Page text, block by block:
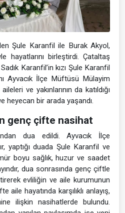
Şule Karanfil ile Burak Akyol,
hayatlarını birleştirdi. Çataltaş
Karanfil’in kızı Şule Karanfil
Ayvacık İlçe Müftüsü Mülayim
ve yakınlarının da katıldığı
heyecan bir arada yaşandı.
genç çifte nasihat
dua edildi. Ayvacık İlçe
yaptığı duada Şule Karanfil ve
boyu sağlık, huzur ve saadet
dua sonrasında genç çiftle
evliliğin ve aile kurumunun
aile hayatında karşılıklı anlayış,
ilişkin nasihatlerde bulundu.